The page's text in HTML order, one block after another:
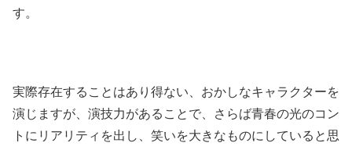
す。
実際存在することはあり得ない、おかしなキャラクターを
演じますが、演技力があることで、さらば青春の光のコン
トにリアリティを出し、笑いを大きなものにしていると思